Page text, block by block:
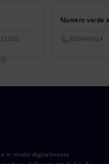
Numero verde
800940924
in modo digitalmente